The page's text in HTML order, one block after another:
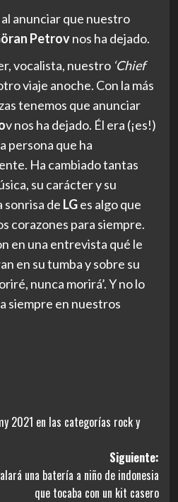
anunciar que nuestro
Petrovnos ha dejado.
vocalista, nuestro‘Chief
viaje anoche. Con la más
tenemos que anunciar
v nos ha dejado. Él era (¡es!)
persona que ha
Ha cambiado tantas
su carácter y su
sonrisa de LGes algo que
corazones para siempre.
en una entrevista qué le
en su tumba y sobre su
nunca morirá’. Y no lo
siempre en nuestros
2021 en las categorías rock y
Siguiente:
una batería a niño de indonesia
que tocaba con un kit casero